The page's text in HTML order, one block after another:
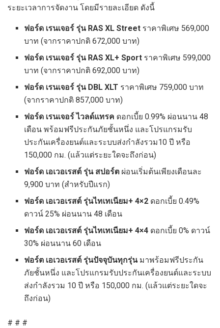
ระยะเวลาการจัดงาน โดยมีรายละเอียด ดังนี้
ฟอร์ด เรนเจอร์ รุ่น RAS XL Street ราคาพิเศษ 569,000
บาท (จากราคาปกติ 672,000 บาท)
ฟอร์ด เรนเจอร์ รุ่น RAS XL+ Sport ราคาพิเศษ 599,000
บาท (จากราคาปกติ 692,000 บาท)
ฟอร์ด เรนเจอร์ รุ่น DBL XLT ราคาพิเศษ 759,000 บาท
(จากราคาปกติ 857,000 บาท)
ฟอร์ด เรนเจอร์ ไวลด์แทรค ดอกเบี้ย 0.99% ผ่อนนาน 48
เดือน พร้อมฟรีประกันภัยชั้นหนึ่ง และโปรแกรมรับ
ประกันเครื่องยนต์และระบบส่งกำลังรวม10 ปี หรือ
150,000 กม. (แล้วแต่ระยะใดจะถึงก่อน)
ฟอร์ด เอเวอเรสต์ รุ่น สปอร์ต ผ่อนเริ่มต้นเพียงเดือนละ
9,900 บาท (สำหรับปีแรก)
ฟอร์ด เอเวอเรสต์ รุ่นไทเทเนียม+ 4×2 ดอกเบี้ย 0.49%
ดาวน์ 25% ผ่อนนาน 48 เดือน
ฟอร์ด เอเวอเรสต์ รุ่นไทเทเนียม+ 4×4 ดอกเบี้ย 0% ดาวน์
30% ผ่อนนาน 60 เดือน
ฟอร์ต เอเวอเรสต์ รุ่นปัจจุบันทุกรุ่น มาพร้อมฟรีประกัน
ภัยชั้นหนึ่ง และโปรแกรมรับประกันเครื่องยนต์และระบบ
ส่งกำลังรวม 10 ปี หรือ 150,000 กม. (แล้วแต่ระยะใดจะ
ถึงก่อน)
# # #